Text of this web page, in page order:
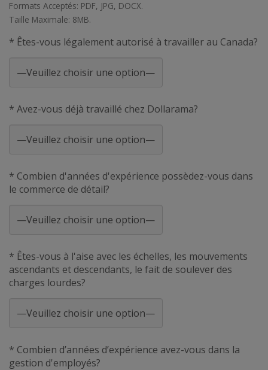
Formats Acceptés: PDF, JPG, DOCX.
Taille Maximale: 8MB.
* Êtes-vous légalement autorisé à travailler au Canada?
* Avez-vous déjà travaillé chez Dollarama?
* Combien d'années d'expérience possèdez-vous dans
le commerce de détail?
* Êtes-vous à l'aise avec les échelles, les mouvements
ascendants et descendants, le fait de soulever des
charges lourdes?
* Combien d’années d’expérience avez-vous dans la
gestion d'employés?